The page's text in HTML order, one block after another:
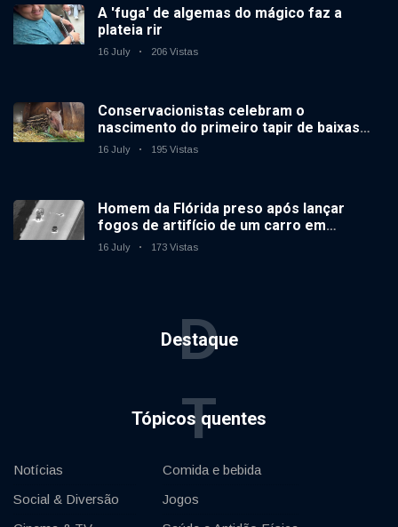
A 'fuga' de algemas do mágico faz a
plateia rir
16 July 206 Vistas
Conservacionistas celebram o
nascimento do primeiro tapir de baixas
terras no zoológico do Reino Unido em 14
16 July 195 Vistas
Homem da Flórida preso após lançar
fogos de artifício de um carro em
movimento
16 July 173 Vistas
Destaque
D
Tópicos quentes
T
Notícias
Social & Diversão
Comida e bebida
Jogos